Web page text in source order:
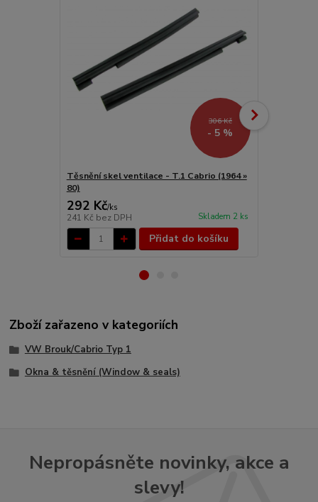
306 Kč
- 5 %
Těsnění skel ventilace - T.1 Cabrio (1964 »
80)
292 Kč/ks
241 Kč bez DPH Skladem 2 ks
Přidat do košíku
Zboží zařazeno v kategoriích
VW Brouk/Cabrio Typ 1
Okna & těsnění (Window & seals)
Nepropásněte novinky, akce a
slevy!